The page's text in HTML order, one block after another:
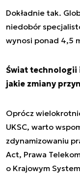
Dokładnie tak.
niedobór
wynosi ponad 4,5
Świat technologii
jakie zmiany
Oprócz
UKSC, warto
zdynamizowaniu
Act, Prawa
o Krajowym